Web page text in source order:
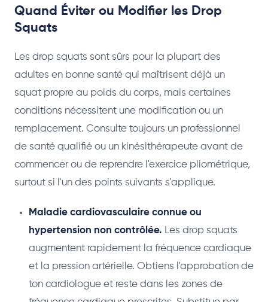
Quand Éviter ou Modifier les Drop
Squats
Les drop squats sont sûrs pour la plupart des
adultes en bonne santé qui maîtrisent déjà un
squat propre au poids du corps, mais certaines
conditions nécessitent une modification ou un
remplacement. Consulte toujours un professionnel
de santé qualifié ou un kinésithérapeute avant de
commencer ou de reprendre l'exercice pliométrique,
surtout si l'un des points suivants s'applique.
Maladie cardiovasculaire connue ou
hypertension non contrôlée. Les drop squats
augmentent rapidement la fréquence cardiaque
et la pression artérielle. Obtiens l'approbation de
ton cardiologue et reste dans les zones de